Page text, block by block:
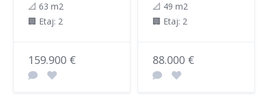
📐 63 m2
🏢 Etaj: 2
159.900 €
📐 49 m2
🏢 Etaj: 2
88.000 €